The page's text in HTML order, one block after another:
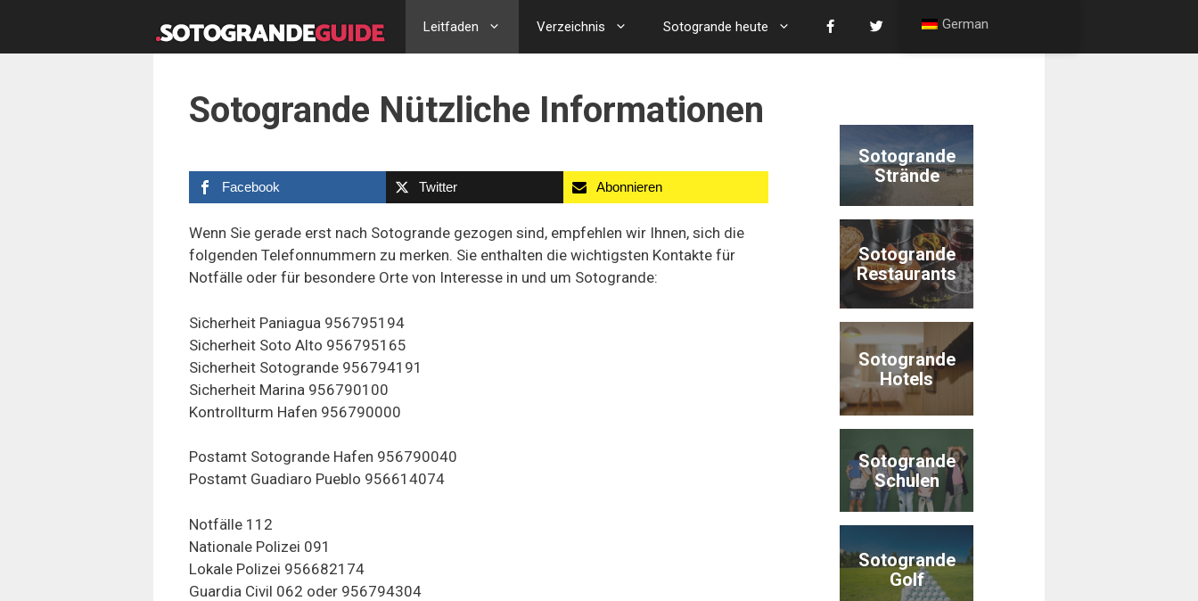
springen
Leitfaden Verzeichnis Sotogrande heute
Sotogrande Nützliche Informationen
Facebook Twitter Abonnieren
Wenn Sie gerade erst nach Sotogrande gezogen sind, empfehlen wir Ihnen, sich die
folgenden Telefonnummern zu merken. Sie enthalten die wichtigsten Kontakte für
Notfälle oder für besondere Orte von Interesse in und um Sotogrande:
Sicherheit Paniagua 956795194
Sicherheit Soto Alto 956795165
Sicherheit Sotogrande 956794191
Sicherheit Marina 956790100
Kontrollturm Hafen 956790000
Postamt Sotogrande Hafen 956790040
Postamt Guadiaro Pueblo 956614074
Notfälle 112
Nationale Polizei 091
Lokale Polizei 956682174
Guardia Civil 062 oder 956794304
Sotogrande
Strände
Sotogrande
Restaurants
Sotogrande
Hotels
Sotogrande
Schulen
Sotogrande
Golf
German